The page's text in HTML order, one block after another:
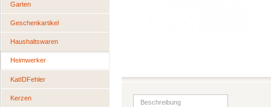
Garten
Geschenkartikel
Haushaltswaren
Heimwerker
KatIDFehler
Kerzen
Beschreibung